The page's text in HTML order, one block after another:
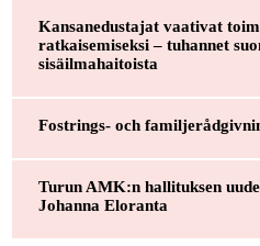
Kansanedustajat vaativat
ratkaisemiseksi – tuhannet
sisäilmahaitoista
Fostrings- och
Turun AMK:n hallituksen
Johanna Eloranta